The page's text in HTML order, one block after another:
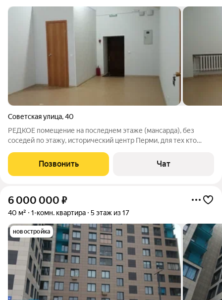
Советская улица,40
РЕДКОЕ помещение на последнем этаже (мансарда), без
соседей по этажу, исторический центр Перми, для тех кто
второй ярус (варианты на фото). В зале 2 окна, потолок 3,75м;
Гардеробная комната Можно
Позвонить Чат
6 000 000 ₽
40 м² 1-комн. квартира 5 этаж из 17
новостройка